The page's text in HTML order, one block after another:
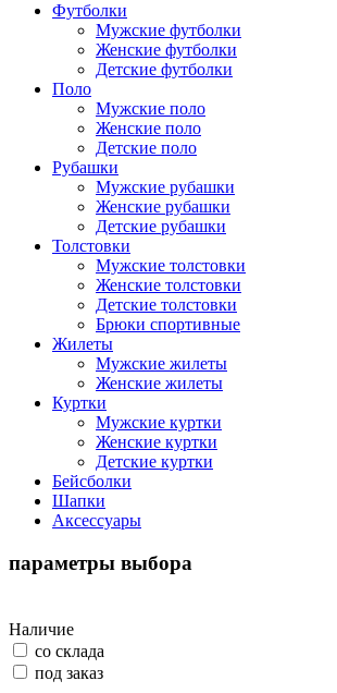
Футболки
Мужские футболки
Женские футболки
Детские футболки
Поло
Мужские поло
Женские поло
Детские поло
Рубашки
Мужские рубашки
Женские рубашки
Детские рубашки
Толстовки
Мужские толстовки
Женские толстовки
Детские толстовки
Брюки спортивные
Жилеты
Мужские жилеты
Женские жилеты
Куртки
Мужские куртки
Женские куртки
Детские куртки
Бейсболки
Шапки
Аксессуары
параметры выбора
Наличие
со склада
под заказ